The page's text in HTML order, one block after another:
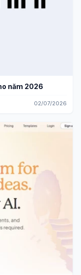
năm 2026
02/07/2026